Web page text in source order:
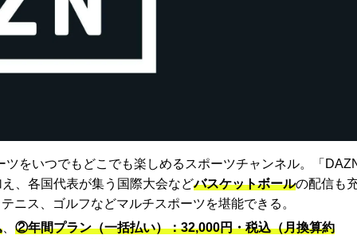
をいつでもどこでも楽しめるスポーツチャンネル。「
、各国代表が集う国際大会などバスケットボールの配信も
ニス、ゴルフなどマルチスポーツを堪能できる。
②年間プラン（一括払い）：32,000円・税込（月換算約